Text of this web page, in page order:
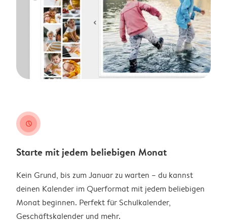
clock
Starte mit jedem beliebigen Monat
Kein Grund, bis zum Januar zu warten – du kannst
deinen Kalender im Querformat mit jedem beliebigen
Monat beginnen. Perfekt für Schulkalender,
Geschäftskalender und mehr.